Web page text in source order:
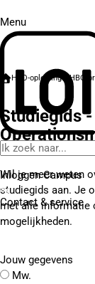
Menu
Inloggen Campus
Contact& service
HBO-opleidingen
Studiegids
Wil je meer weten
studiegids aan. Je
met alle informatie
mogelijkheden.
Jouw gegevens
Mw.